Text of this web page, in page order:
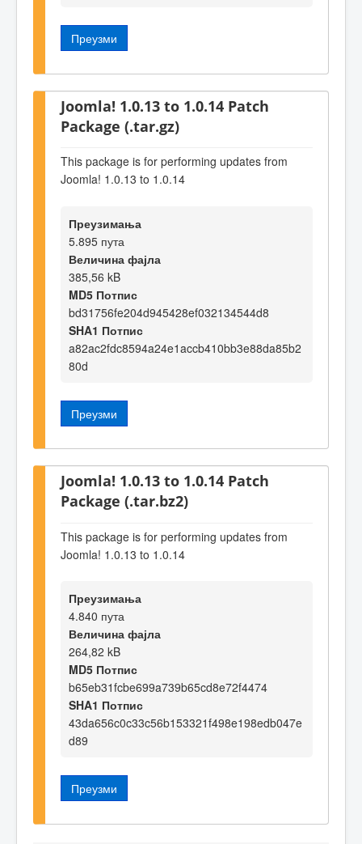
Преузми
Joomla! 1.0.13 to 1.0.14 Patch
Package (.tar.gz)
This package is for performing updates from
Joomla! 1.0.13 to 1.0.14
Преузимања
5.895 пута
Величина фајла
385,56 kB
MD5 Потпис
bd31756fe204d945428ef032134544d8
SHA1 Потпис
a82ac2fdc8594a24e1accb410bb3e88da85b2
80d
Преузми
Joomla! 1.0.13 to 1.0.14 Patch
Package (.tar.bz2)
This package is for performing updates from
Joomla! 1.0.13 to 1.0.14
Преузимања
4.840 пута
Величина фајла
264,82 kB
MD5 Потпис
b65eb31fcbe699a739b65cd8e72f4474
SHA1 Потпис
43da656c0c33c56b153321f498e198edb047e
d89
Преузми